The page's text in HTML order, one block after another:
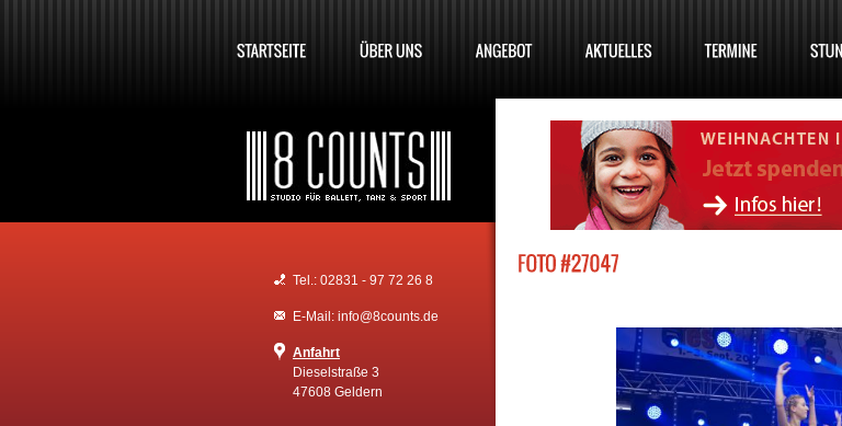
Tel.: 02831 - 97 72 26 8
E-Mail: info@8counts.de
Anfahrt
Dieselstraße 3
47608 Geldern